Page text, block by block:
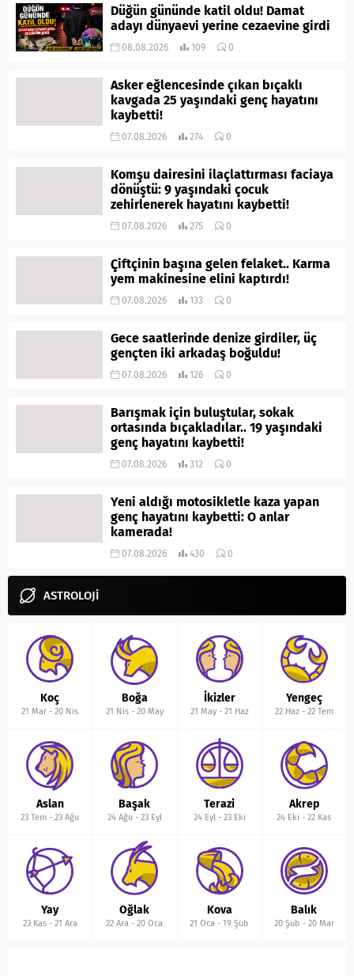
Düğün gününde katil oldu! Damat
adayı dünyaevi yerine cezaevine girdi
08.08.2026 109 0
Asker eğlencesinde çıkan bıçaklı
kavgada 25 yaşındaki genç hayatını
kaybetti!
07.08.2026 274 0
Komşu dairesini ilaçlattırması faciaya
dönüştü: 9 yaşındaki çocuk
zehirlenerek hayatını kaybetti!
07.08.2026 275 0
Çiftçinin başına gelen felaket.. Karma
yem makinesine elini kaptırdı!
07.08.2026 133 0
Gece saatlerinde denize girdiler, üç
gençten iki arkadaş boğuldu!
07.08.2026 126 0
Barışmak için buluştular, sokak
ortasında bıçakladılar.. 19 yaşındaki
genç hayatını kaybetti!
07.08.2026 312 0
Yeni aldığı motosikletle kaza yapan
genç hayatını kaybetti: O anlar
kamerada!
07.08.2026 430 0
ASTROLOJİ
Koç
21 Mar -20 Nis
Boğa
21 Nis- 20 May
İkizler
21 May- 21 Haz
Yengeç
22 Haz- 22 Tem
Aslan
23 Tem -23 Ağu
Başak
24 Ağu- 23 Eyl
Terazi
24 Eyl- 23 Eki
Akrep
24 Eki -22 Kas
Yay
23 Kas- 21 Ara
Oğlak
22 Ara -20 Oca
Kova
21 Oca -19 Şub
Balık
20 Şub - 20 Mar